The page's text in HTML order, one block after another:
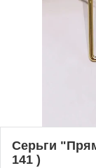
Серьги
141 )